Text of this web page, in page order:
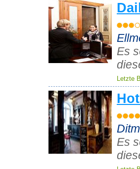
Es
Letzte
Es